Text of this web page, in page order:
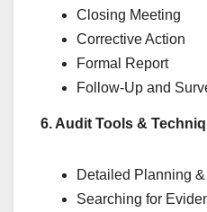
Closing Meeting
Corrective Action
Formal Report
Follow-Up and
6. Audit Tools &
Detailed Planning
Searching for